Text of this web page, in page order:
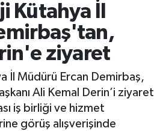
Kütahya İl
ziyaret
İl Müdürü Ercan Demirbaş,
Ali Kemal Derin’i ziyaret
iş birliği ve hizmet
görüş alışverişinde
ve Fikstür